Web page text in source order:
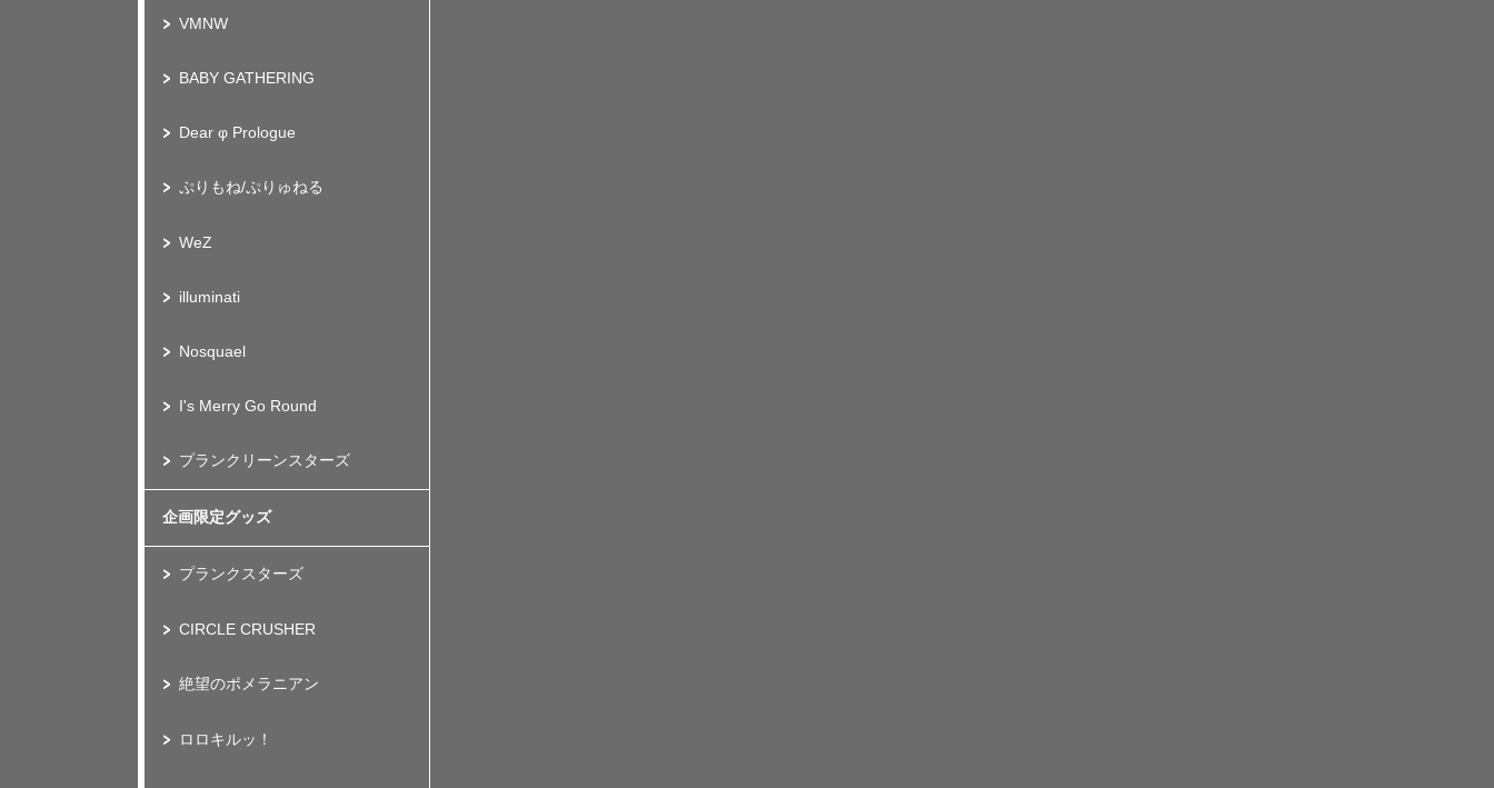
VMNW
BABY GATHERING
Dear φ Prologue
ぷりもね/ぷりゅねる
WeZ
illuminati
Nosquael
I's Merry Go Round
プランクリーンスターズ
企画限定グッズ
プランクスターズ
CIRCLE CRUSHER
絶望のポメラニアン
ロロキルッ！